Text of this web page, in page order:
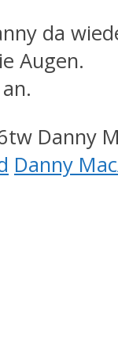
da
Augen.
Danny
Danny